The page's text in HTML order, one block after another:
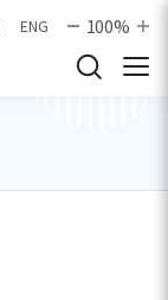
ENG 100%